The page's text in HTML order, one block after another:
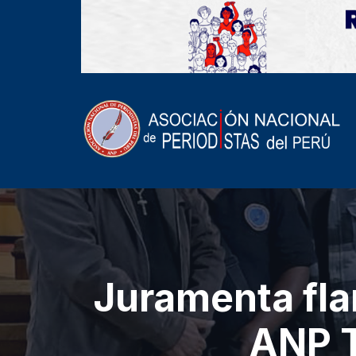
Juramenta
ANP